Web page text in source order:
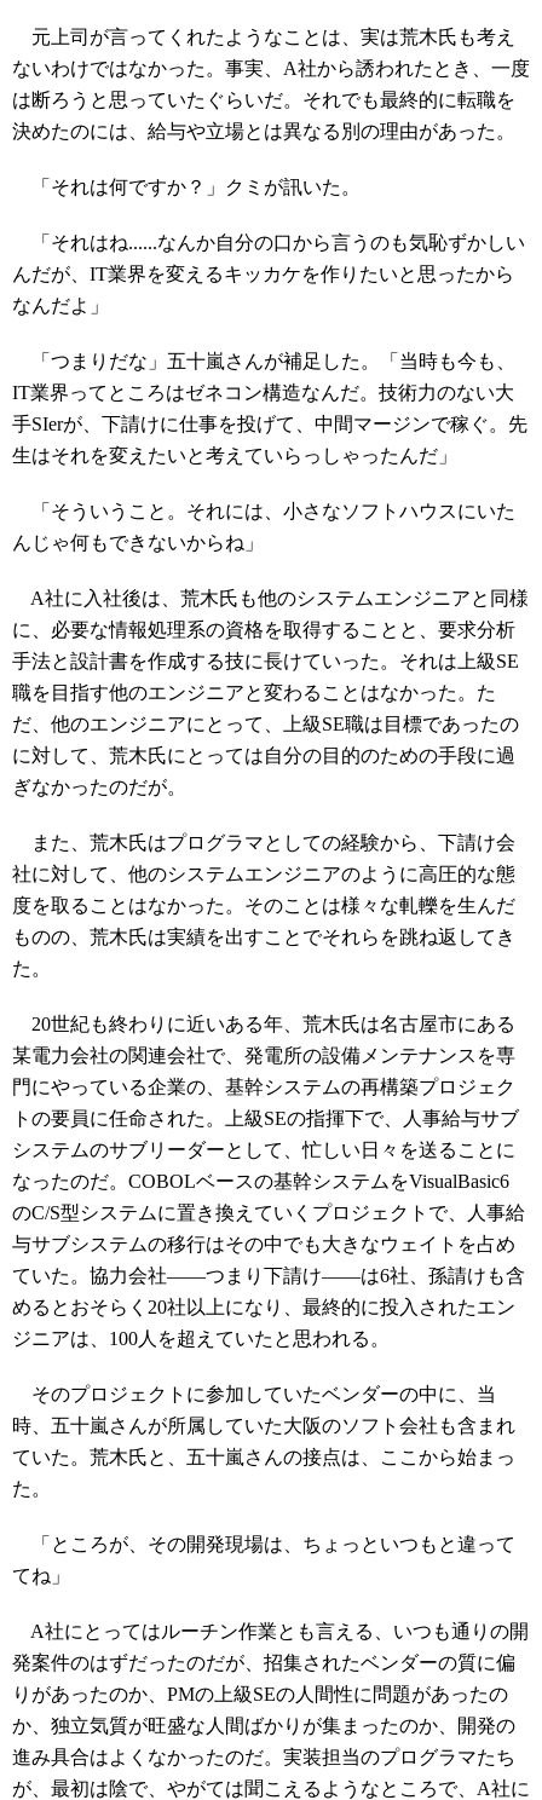
元上司が言ってくれたようなことは、実は荒木氏も考え
ないわけではなかった。事実、A社から誘われたとき、一度
は断ろうと思っていたぐらいだ。それでも最終的に転職を
決めたのには、給与や立場とは異なる別の理由があった。
「それは何ですか？」クミが訊いた。
「それはね......なんか自分の口から言うのも気恥ずかしい
んだが、IT業界を変えるキッカケを作りたいと思ったから
なんだよ」
「つまりだな」五十嵐さんが補足した。「当時も今も、
IT業界ってところはゼネコン構造なんだ。技術力のない大
手SIerが、下請けに仕事を投げて、中間マージンで稼ぐ。先
生はそれを変えたいと考えていらっしゃったんだ」
「そういうこと。それには、小さなソフトハウスにいた
んじゃ何もできないからね」
A社に入社後は、荒木氏も他のシステムエンジニアと同様
に、必要な情報処理系の資格を取得することと、要求分析
手法と設計書を作成する技に長けていった。それは上級SE
職を目指す他のエンジニアと変わることはなかった。た
だ、他のエンジニアにとって、上級SE職は目標であったの
に対して、荒木氏にとっては自分の目的のための手段に過
ぎなかったのだが。
また、荒木氏はプログラマとしての経験から、下請け会
社に対して、他のシステムエンジニアのように高圧的な態
度を取ることはなかった。そのことは様々な軋轢を生んだ
ものの、荒木氏は実績を出すことでそれらを跳ね返してき
た。
20世紀も終わりに近いある年、荒木氏は名古屋市にある
某電力会社の関連会社で、発電所の設備メンテナンスを専
門にやっている企業の、基幹システムの再構築プロジェク
トの要員に任命された。上級SEの指揮下で、人事給与サブ
システムのサブリーダーとして、忙しい日々を送ることに
なったのだ。COBOLベースの基幹システムをVisualBasic6
のC/S型システムに置き換えていくプロジェクトで、人事給
与サブシステムの移行はその中でも大きなウェイトを占め
ていた。協力会社――つまり下請け――は6社、孫請けも含
めるとおそらく20社以上になり、最終的に投入されたエン
ジニアは、100人を超えていたと思われる。
そのプロジェクトに参加していたベンダーの中に、当
時、五十嵐さんが所属していた大阪のソフト会社も含まれ
ていた。荒木氏と、五十嵐さんの接点は、ここから始まっ
た。
「ところが、その開発現場は、ちょっといつもと違って
てね」
A社にとってはルーチン作業とも言える、いつも通りの開
発案件のはずだったのだが、招集されたベンダーの質に偏
りがあったのか、PMの上級SEの人間性に問題があったの
か、独立気質が旺盛な人間ばかりが集まったのか、開発の
進み具合はよくなかったのだ。実装担当のプログラマたち
が、最初は陰で、やがては聞こえるようなところで、A社に